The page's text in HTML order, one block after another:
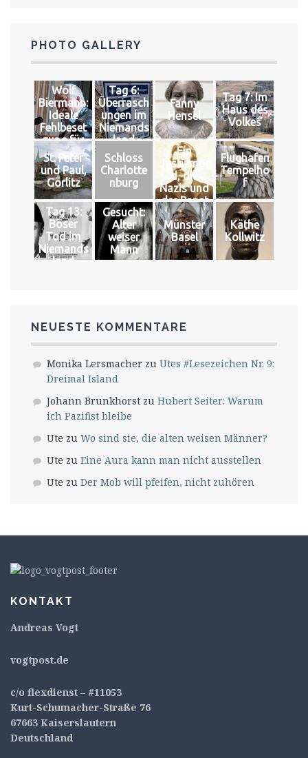
PHOTO GALLERY
Wolf
Biermann:
Ideale
Fehlbeset
zung für
das große
Glück
Tag 6:
Überrasch
ungen im
Niemands
land
Fanny
Hensel
Tag 7: Im
Haus des
Volkes
St. Peter
und Paul,
Görlitz
Schloss
Charlotte
nburg
Ein
Justizmor
d, die
Nazis und
der Papst
Flughafen
Tempelho
f
Tag 13:
Böser
Tod im
Niemands
land
Gesucht:
Alter
weiser
Mann
Münster
Basel
Käthe
Kollwitz
NEUESTE KOMMENTARE
Monika Lersmacher zu Utes #Lesezeichen Nr. 9:
Dreimal Island
Johann Brunkhorst zu Hubert Seiter: Warum
ich Pazifist bleibe
Ute zu Wo sind sie, die alten weisen Männer?
Ute zu Eine Aura kann man nicht ausstellen
Ute zu Der Mob will pfeifen, nicht zuhören
KONTAKT
Andreas Vogt
vogtpost.de
c/o flexdienst – #11053
Kurt-Schumacher-Straße 76
67663 Kaiserslautern
Deutschland